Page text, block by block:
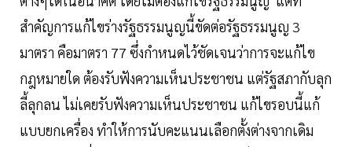
สำคัญการแก้ไขร่างรัฐธรรมนูญนี้ขัดต่อรัฐธรรมนูญ 3
มาตรา คือมาตรา 77 ซึ่งกำหนดไว้ชัดเจนว่าการจะแก้ไข
กฎหมายใด ต้องรับฟังความเห็นประชาชน แต่รัฐสภากับลุก
ลี้ลุกลน ไม่เคยรับฟังความเห็นประชาชน แก้ไขรอบนี้แก้
แบบยกเครื่อง ทำให้การนับคะแนนเลือกตั้งต่างจากเดิม